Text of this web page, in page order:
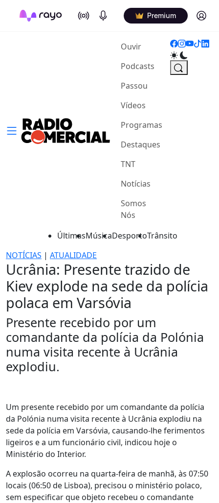
On Air Podcasts Premium Log in
Ouvir(current)
Podcasts
Passou
Vídeos
Programas
Destaques
TNT
Notícias
Somos
Nós
ÚltimasMúsicaDesportoTrânsito
NOTÍCIAS | ATUALIDADE
Ucrânia: Presente trazido de
Kiev explode na sede da polícia
polaca em Varsóvia
Presente recebido por um
comandante da polícia da Polónia
numa visita recente à Ucrânia
explodiu.
Um presente recebido por um comandante da polícia
da Polónia numa visita recente à Ucrânia explodiu na
sede da polícia em Varsóvia, causando-lhe ferimentos
ligeiros e a um funcionário civil, indicou hoje o
Ministério do Interior.
A explosão ocorreu na quarta-feira de manhã, às 07:50
locais (06:50 de Lisboa), precisou o ministério polaco,
sem especificar que objeto recebeu o comandante